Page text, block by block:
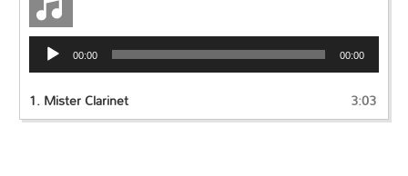
Audio
Player 00:00 00:00
1.Mister Clarinet 3:03